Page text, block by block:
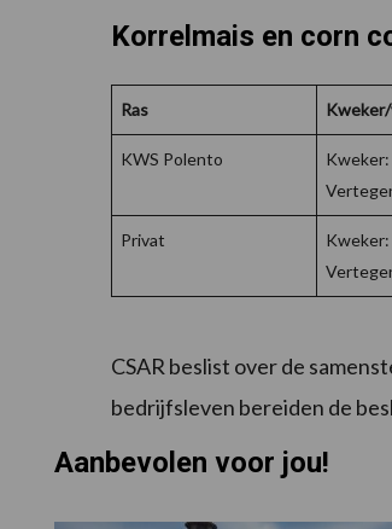
Korrelmais en corn
Ras
KWS Polento
Kweker:
Privat
Kweker:
CSAR beslist over de
bedrijfsleven bereiden de
Aanbevolen voor jou!